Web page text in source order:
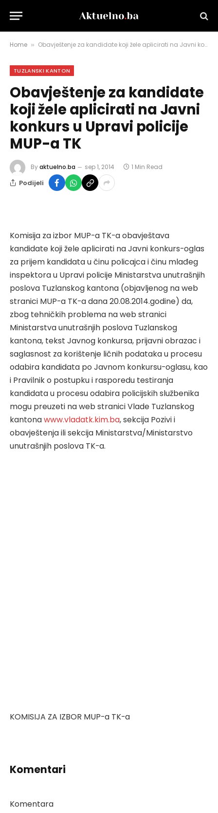
Home » Obavještenje za kandidate koji žele aplicirati na Javni konkurs u Upravi policije MUP-a TK
TUZLANSKI KANTON
Obavještenje za kandidate
koji žele aplicirati na Javni
konkurs u Upravi policije
MUP-a TK
Byaktuelno.ba sep 1, 2014 1 Min Read
Podijeli
Komisija za izbor MUP-a TK-a obavještava
kandidate koji žele aplicirati na Javni konkurs-oglas
za prijem kandidata u činu policajca i činu mlađeg
inspektora u Upravi policije Ministarstva unutrašnjih
poslova Tuzlanskog kantona (objavljenog na web
stranici MUP-a TK-a dana 20.08.2014.godine) da,
zbog tehničkih problema na web stranici
Ministarstva unutrašnjih poslova Tuzlanskog
kantona, tekst Javnog konkursa, prijavni obrazac i
saglasnost za korištenje ličnih podataka u procesu
odabira kandidata po Javnom konkursu-oglasu, kao
i Pravilnik o postupku i rasporedu testiranja
kandidata u procesu odabira policijskih službenika
mogu preuzeti na web stranici Vlade Tuzlanskog
kantonawww.vladatk.kim.ba, sekcija Pozivi i
obavještenja ili sekcija Ministarstva/Ministarstvo
unutrašnjih poslova TK-a.
KOMISIJA ZA IZBOR MUP-a TK-a
Komentari
Komentara